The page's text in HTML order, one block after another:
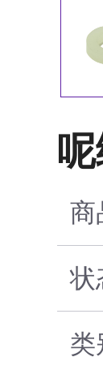
商
状
类